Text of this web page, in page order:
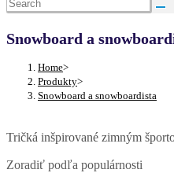
Snowboard a
Home>
Produkty>
Snowboard a snowboardista
Tričká inšpirované zimným
Zoradiť podľa populárnosti